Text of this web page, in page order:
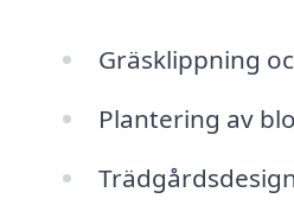
Gräsklippning
Plantering av